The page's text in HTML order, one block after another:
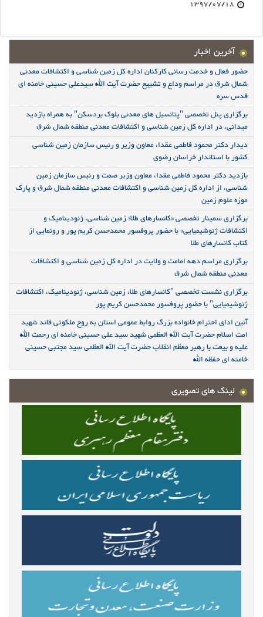
1397/07/18
آخرین اخبار
حضور فعال و خدمت رسانی کارکنان اداره کل زمین شناسی و اکتشافات معدنی
شمال شرق در مراسم وداع و تشییع حضرت آیت الله سیدعلی حسینی خامنه ای
قدس سره
برگزاری پنل تخصصی "پتانسیل های معدنی بلوک بردسکن" به همراه بازدید
میدانی، در اداره کل زمین شناسی و اکتشافات معدنی منطقه شمال شرق
دیدار دکتر محمود فاطمی عقدا، معاون وزیر و رئیس سازمان زمین شناسی
کشور با استاندار خراسان رضوی
بازدید دکتر محمود فاطمی عقدا، معاون وزیر صمت و رئیس سازمان زمین
شناسی، از اداره کل زمین شناسی و اکتشافات معدنی منطقه شمال شرق و پارک
موزه علوم زمین
برگزاری سمینار تخصصی «کانسارهای طلا؛ زمین شناسی، ژئودینامیک و
اکتشافات ژئوشیمیایی» با حضور پروفسور محمدحسن کریم پور و رونمایی از
کتاب کانسارهای طلا
برگزاری مراسم دهه امامت و ولایت در اداره کل زمین شناسی و اکتشافات
معدنی منطقه شمال شرق
برگزاری نشست تخصصی "کانسارهای طلا، زمین شناسی، ژئودینامیک، اکتشافات
ژئوشیمیایی" با حضور پروفسور محمدحسن کریم پور
آئین ادای احترام خانواده بزرگ روابط عمومی استان به روح ملکوتی قائد شهید
امت اسلام حضرت آیت الله العظمی شهید سید علی حسینی خامنه ای رحمت الله
علیه و بیعت با رهبر معظم انقلاب حضرت آیت الله العظمی سید مجتبی حسینی
خامنه ای حفظه الله
لینک های تصویری